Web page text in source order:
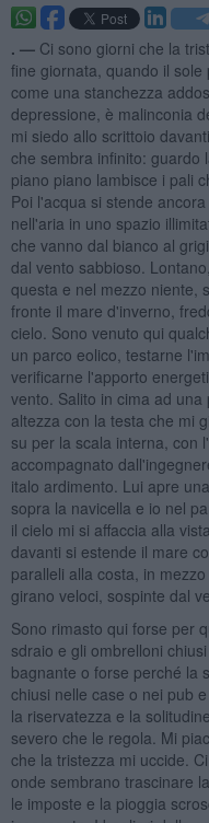
. — Ci sono giorni che la
fine giornata, quando il
come una stanchezza
depressione, è malinconia
mi siedo allo scrittoio
che sembra infinito: guardo
piano piano lambisce i pali
Poi l'acqua si stende
nell'aria in uno spazio
che vanno dal bianco al
dal vento sabbioso.
questa e nel mezzo niente,
fronte il mare d'inverno,
cielo. Sono venuto qui
un parco eolico, testarne
verificarne l'apporto
vento. Salito in cima ad
altezza con la testa che mi
su per la scala interna, con
accompagnato
italo ardimento. Lui apre
sopra la navicella e io nel
il cielo mi si affaccia alla
davanti si estende il mare
paralleli alla costa, in
girano veloci, sospinte dal
Sono rimasto qui forse per
sdraio e gli ombrelloni
bagnante o forse perché la
chiusi nelle case o nei pub
la riservatezza e la
severo che le regola. Mi
che la tristezza mi uccide.
onde sembrano trascinare
le imposte e la pioggia